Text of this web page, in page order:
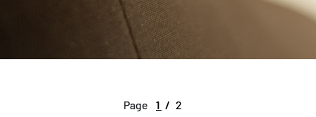
Page 1 2